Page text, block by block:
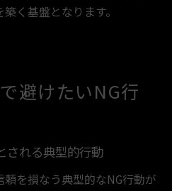
く基盤となります。
避けたいNG行
される典型的行動
を損なう典型的なNG行動が